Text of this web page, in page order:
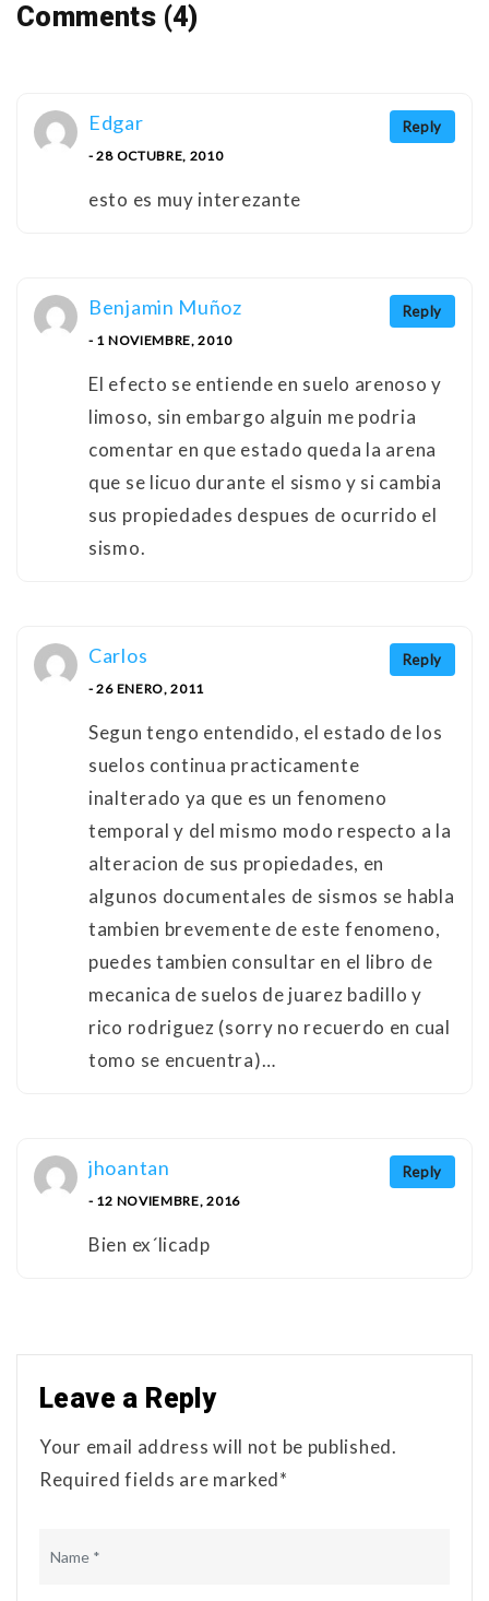
Comments (4)
Reply
Edgar
- 28 OCTUBRE, 2010
esto es muy interezante
Reply
Benjamin Muñoz
- 1 NOVIEMBRE, 2010
El efecto se entiende en suelo arenoso y
limoso, sin embargo alguin me podria
comentar en que estado queda la arena
que se licuo durante el sismo y si cambia
sus propiedades despues de ocurrido el
sismo.
Reply
Carlos
- 26 ENERO, 2011
Segun tengo entendido, el estado de los
suelos continua practicamente
inalterado ya que es un fenomeno
temporal y del mismo modo respecto a la
alteracion de sus propiedades, en
algunos documentales de sismos se habla
tambien brevemente de este fenomeno,
puedes tambien consultar en el libro de
mecanica de suelos de juarez badillo y
rico rodriguez (sorry no recuerdo en cual
tomo se encuentra)…
Reply
jhoantan
- 12 NOVIEMBRE, 2016
Bien ex´licadp
Leave a Reply
Your email address will not be published.
Required fields are marked*